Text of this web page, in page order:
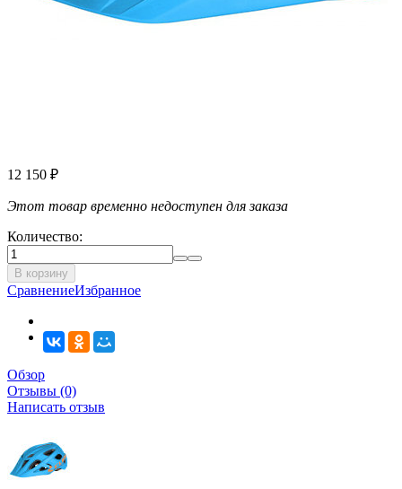
12 150 ₽
Этот товар временно недоступен для заказа
Количество:
В корзину
СравнениеИзбранное
Обзор
Отзывы (0)
Написать отзыв